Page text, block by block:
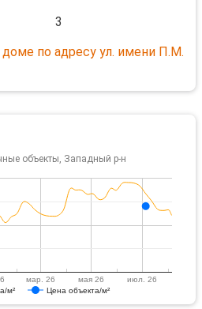
3
по адресу ул. имени П.М.
объекты, Западный р-н
м² Цена объекта/м²
мар. 26 мая 26 июл. 26